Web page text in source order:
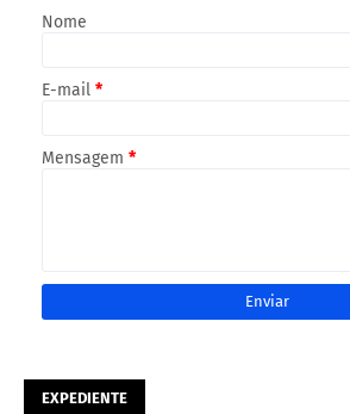
Nome
E-mail *
Mensagem *
EXPEDIENTE